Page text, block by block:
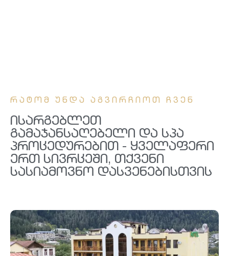
Რატომ Უნდა Აგვირჩიოთ Ჩვენ
Ისარგებლეთ
Გამაჯანსაღებელი Და Სპა
Პროცედურებით - Ყველაფერი
Ერთ Სივრცეში, Თქვენი
Სასიამოვნო Დასვენებისთვის